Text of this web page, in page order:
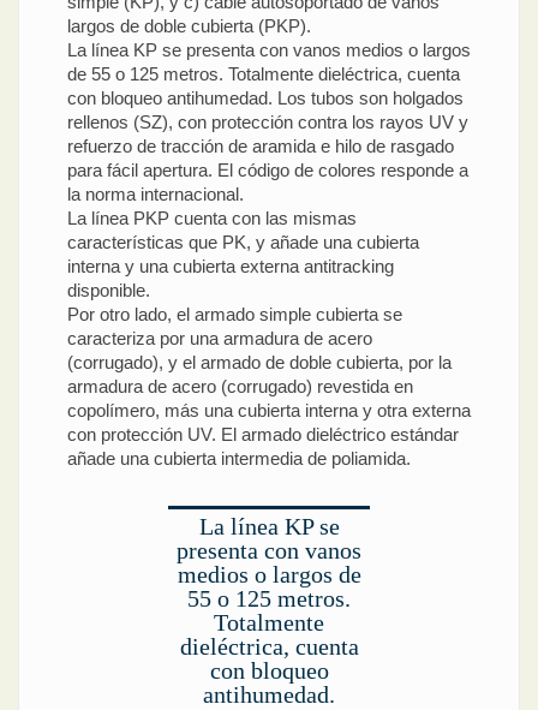
largos de doble cubierta (PKP).
La línea KP se presenta con vanos medios o largos
de 55 o 125 metros. Totalmente dieléctrica, cuenta
con bloqueo antihumedad. Los tubos son holgados
rellenos (SZ), con protección contra los rayos UV y
refuerzo de tracción de aramida e hilo de rasgado
para fácil apertura. El código de colores responde a
la norma internacional.
La línea PKP cuenta con las mismas
características que PK, y añade una cubierta
interna y una cubierta externa antitracking
disponible.
Por otro lado, el armado simple cubierta se
caracteriza por una armadura de acero
(corrugado), y el armado de doble cubierta, por la
armadura de acero (corrugado) revestida en
copolímero, más una cubierta interna y otra externa
con protección UV. El armado dieléctrico estándar
añade una cubierta intermedia de poliamida.
La línea KP se
presenta con vanos
medios o largos de
55 o 125 metros.
Totalmente
dieléctrica, cuenta
con bloqueo
antihumedad.